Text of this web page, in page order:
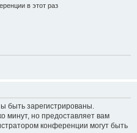
в этот раз
быть зарегистрированы.
минут, но предоставляет вам
конференции могут быть